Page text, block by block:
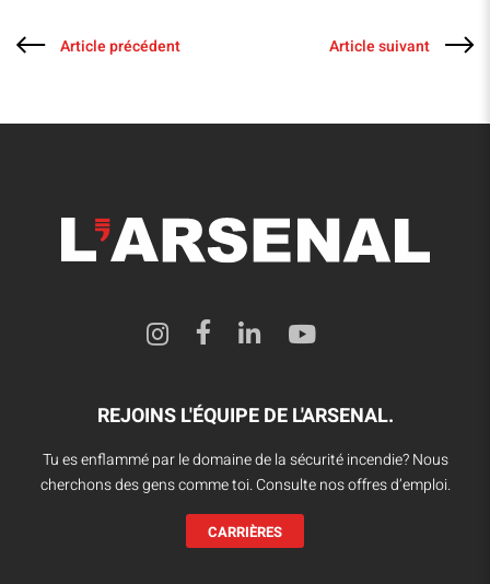
Article précédent Article suivant
REJOINS L'ÉQUIPE DE L'ARSENAL.
Tu es enflammé par le domaine de la sécurité incendie? Nous
cherchons des gens comme toi. Consulte nos offres d’emploi.
CARRIÈRES